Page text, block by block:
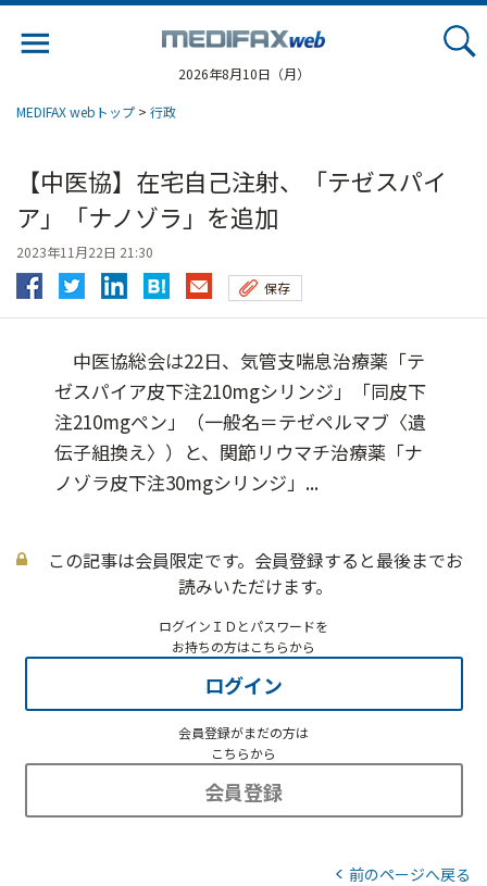
2026年8月10日（月）
MEDIFAX webトップ > 行政
【中医協】在宅自己注射、「テゼスパイ
ア」「ナノゾラ」を追加
2023年11月22日 21:30
保存
中医協総会は22日、気管支喘息治療薬「テ
ゼスパイア皮下注210mgシリンジ」「同皮下
注210mgペン」（一般名＝テゼペルマブ〈遺
伝子組換え〉）と、関節リウマチ治療薬「ナ
ノゾラ皮下注30mgシリンジ」...
この記事は会員限定です。会員登録すると最後までお
読みいただけます。
ログインＩＤとパスワードを
お持ちの方はこちらから
ログイン
会員登録がまだの方は
こちらから
会員登録
前のページへ戻る